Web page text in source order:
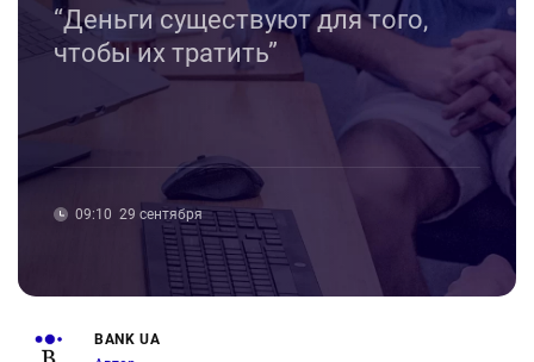
“Деньги существуют для того,
чтобы их тратить”
09:10 29 сентября
BANK UA